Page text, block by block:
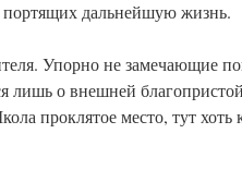
дальнейшую жизнь.
Упорно не замечающие
лишь о внешней
проклятое место, тут